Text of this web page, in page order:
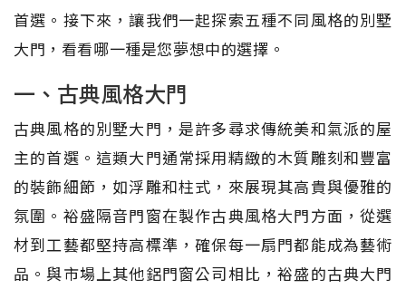
首選。接下來，讓我們一起探索五種不同風格的別墅
大門，看看哪一種是您夢想中的選擇。
一、古典風格大門
古典風格的別墅大門，是許多尋求傳統美和氣派的屋
主的首選。這類大門通常採用精緻的木質雕刻和豐富
的裝飾細節，如浮雕和柱式，來展現其高貴與優雅的
氛圍。裕盛隔音門窗在製作古典風格大門方面，從選
材到工藝都堅持高標準，確保每一扇門都能成為藝術
品。與市場上其他鋁門窗公司相比，裕盛的古典大門